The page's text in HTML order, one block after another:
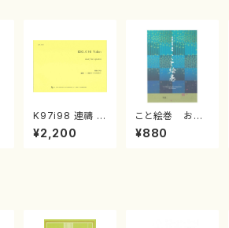
K97i98 連禱 :
2台ピアノのため
の（2 Pianos /
¥2,200
こと絵巻 お江
戸日本橋
¥880